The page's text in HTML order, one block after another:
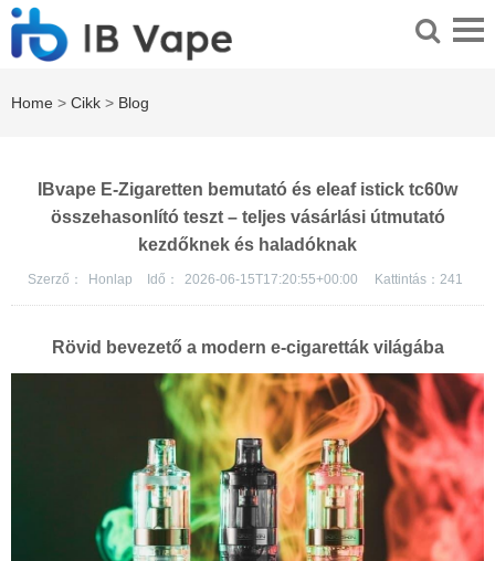
Home > Cikk > Blog
IBvape E-Zigaretten bemutató és eleaf istick tc60w
összehasonlító teszt – teljes vásárlási útmutató
kezdőknek és haladóknak
Szerző： Honlap Idő： 2026-06-15T17:20:55+00:00 Kattintás： 241
Rövid bevezető a modern e-cigaretták világába